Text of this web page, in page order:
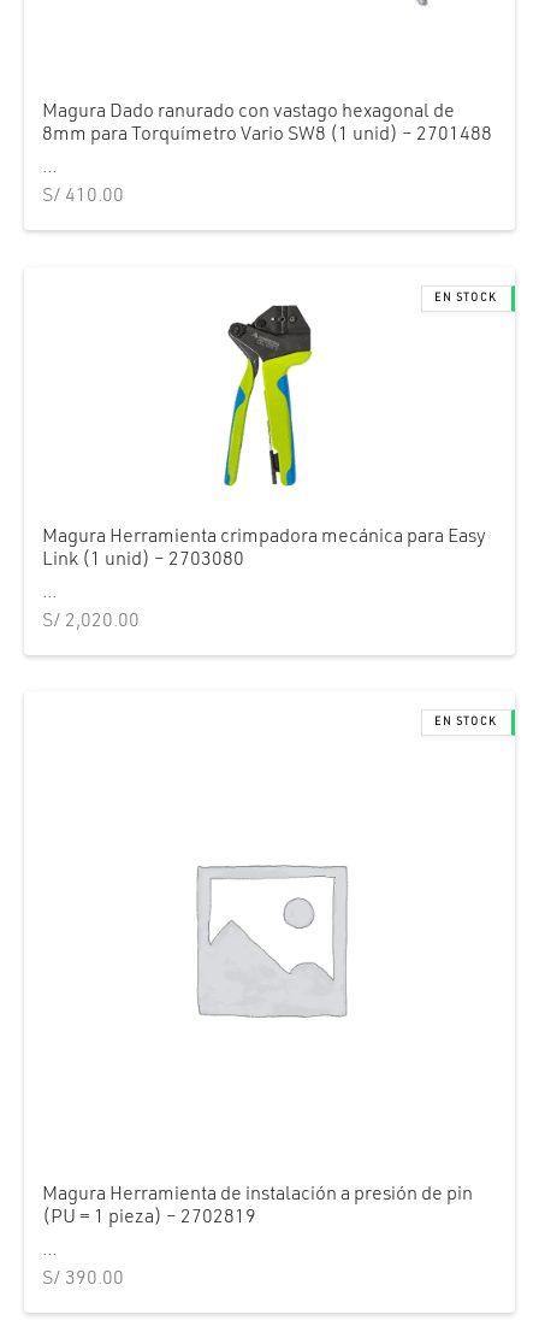
Magura Dado ranurado con vastago hexagonal de
8mm para Torquímetro Vario SW8 (1 unid) – 2701488
...
S/ 410.00
Magura Herramienta crimpadora mecánica para Easy
Link (1 unid) – 2703080
...
S/ 2,020.00
Magura Herramienta de instalación a presión de pin
(PU = 1 pieza) – 2702819
...
S/ 390.00